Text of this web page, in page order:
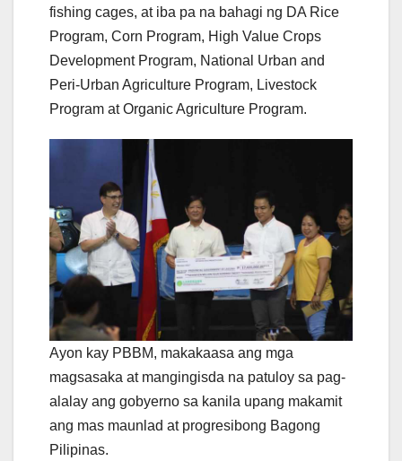
fishing cages, at iba pa na bahagi ng DA Rice
Program, Corn Program, High Value Crops
Development Program, National Urban and
Peri-Urban Agriculture Program, Livestock
Program at Organic Agriculture Program.
Ayon kay PBBM, makakaasa ang mga
magsasaka at mangingisda na patuloy sa pag-
alalay ang gobyerno sa kanila upang makamit
ang mas maunlad at progresibong Bagong
Pilipinas.